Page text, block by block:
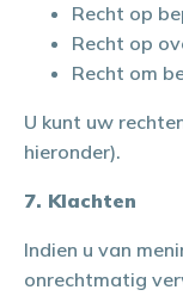
Recht op
Recht op
Recht om
U kunt uw
hieronder).
7. Klachten
Indien u van
onrechtmatig